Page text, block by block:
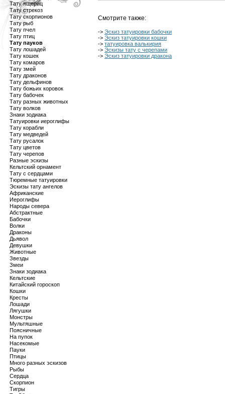
Тату ящериц
Тату стрекоз
Тату скорпионов
Тату рыб
Тату пчел
Тату птиц
Тату пауков
Тату лошадей
Тату кошек
Тату комаров
Тату змей
Тату драконов
Тату дельфинов
Тату божьих коровок
Тату бабочек
Тату разных животных
Тату волков
Знаки зодиака
Татуировки иероглифы
Тату корабли
Тату медведей
Тату русалок
Тату цветов
Тату черепов
Разные эскизы
Кельтский орнамент
Тату с сердцами
Тюремные татуировки
Эскизы тату ангелов
Африканские
Иероглифы
Народы севера
Абстрактные
Бабочки
Волки
Драконы
Дьявол
Девушки
Животные
Звезды
Змеи
Знаки зодиака
Кельтские
Китайский гороскоп
Кошки
Кресты
Лошади
Лягушки
Монстры
Мультяшные
Поясничные
На пупок
Насекомые
Пауки
Птицы
Много разных эскизов
Рыбы
Сердца
Скорпион
Тигры
Смотрите также:
-> Эскиз татуировки бабочки
-> Эскиз татуировки кошки
-> татуировка валькирия
-> Эскизы тату с черепами
-> Эскиз татуировки дракона